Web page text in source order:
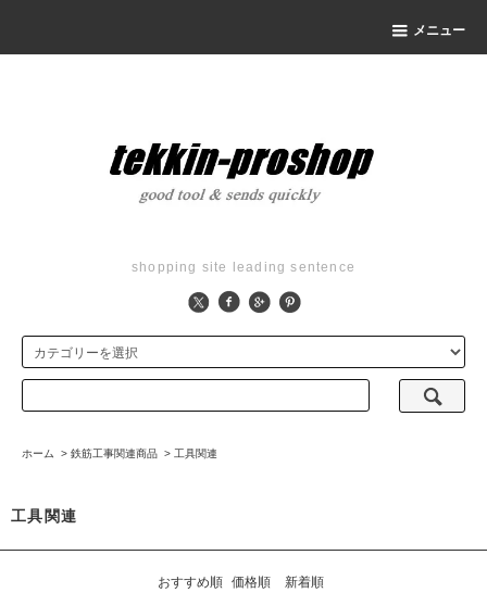
メニュー
shopping site leading sentence
ホーム > 鉄筋工事関連商品 > 工具関連
工具関連
おすすめ順 価格順 新着順